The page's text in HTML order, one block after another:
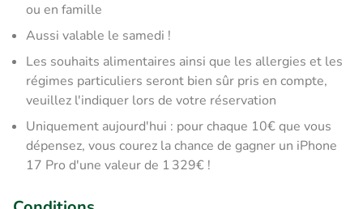
ou en famille
Aussi valable le samedi !
Les souhaits alimentaires ainsi que les allergies et les
régimes particuliers seront bien sûr pris en compte,
veuillez l'indiquer lors de votre réservation
Uniquement aujourd'hui : pour chaque 10€ que vous
dépensez, vous courez la chance de gagner un iPhone
17 Pro d'une valeur de 1 329€ !